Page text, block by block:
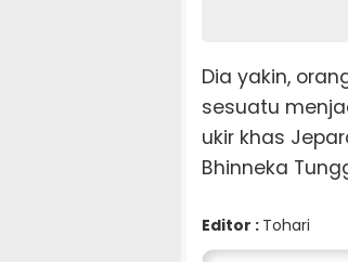
Dia yakin,
sesuatu
ukir khas
Bhinneka
Editor : Tohari